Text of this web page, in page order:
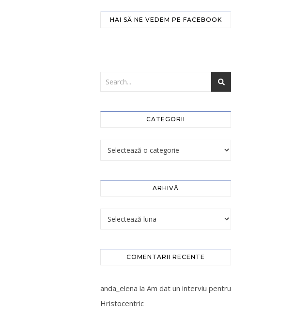
HAI SĂ NE VEDEM PE FACEBOOK
CATEGORII
ARHIVĂ
COMENTARII RECENTE
anda_elena la Am dat un interviu pentru
Hristocentric